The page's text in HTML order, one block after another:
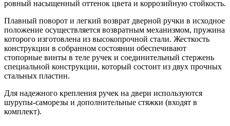
ровный насыщенный оттенок цвета и коррозийную стойкость.
Плавный поворот и легкий возврат дверной ручки в исходное
положение осуществляется возвратным механизмом, пружина
которого изготовлена из высокопрочной стали. Жесткость
конструкции в собранном состоянии обеспечивают
стопорные винты в теле ручек и соединительный стержень
специальной конструкции, который состоит из двух прочных
стальных пластин.
Для надежного крепления ручек на двери используются
шурупы-саморезы и дополнительные стяжки (входят в
комплект).